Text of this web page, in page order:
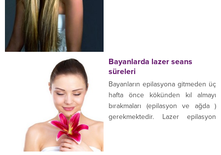
bardak suda dört...
Bayanlarda lazer seans
süreleri
Bayanların epilasyona gitmeden üç
hafta önce kökünden kıl almayı
bırakmaları (epilasyon ve ağda )
gerekmektedir. Lazer epilasyon